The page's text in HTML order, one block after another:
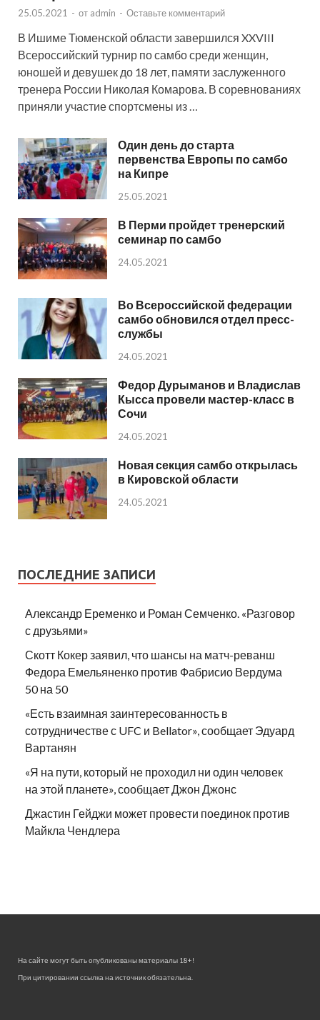
25.05.2021 - от admin - Оставьте комментарий
В Ишиме Тюменской области завершился XXVIII
Всероссийский турнир по самбо среди женщин,
юношей и девушек до 18 лет, памяти заслуженного
тренера России Николая Комарова. В соревнованиях
приняли участие спортсмены из …
Один день до старта
первенства Европы по самбо
на Кипре
25.05.2021
В Перми пройдет тренерский
семинар по самбо
24.05.2021
Во Всероссийской федерации
самбо обновился отдел пресс-
службы
24.05.2021
Федор Дурыманов и Владислав
Кысса провели мастер-класс в
Сочи
24.05.2021
Новая секция самбо открылась
в Кировской области
24.05.2021
ПОСЛЕДНИЕ ЗАПИСИ
Александр Еременко и Роман Семченко. «Разговор
с друзьями»
Скотт Кокер заявил, что шансы на матч-реванш
Федора Емельяненко против Фабрисио Вердума
50 на 50
«Есть взаимная заинтересованность в
сотрудничестве с UFC и Bellator», сообщает Эдуард
Вартанян
«Я на пути, который не проходил ни один человек
на этой планете», сообщает Джон Джонс
Джастин Гейджи может провести поединок против
Майкла Чендлера
На сайте могут быть опубликованы материалы 18+!
При цитировании ссылка на источник обязательна.